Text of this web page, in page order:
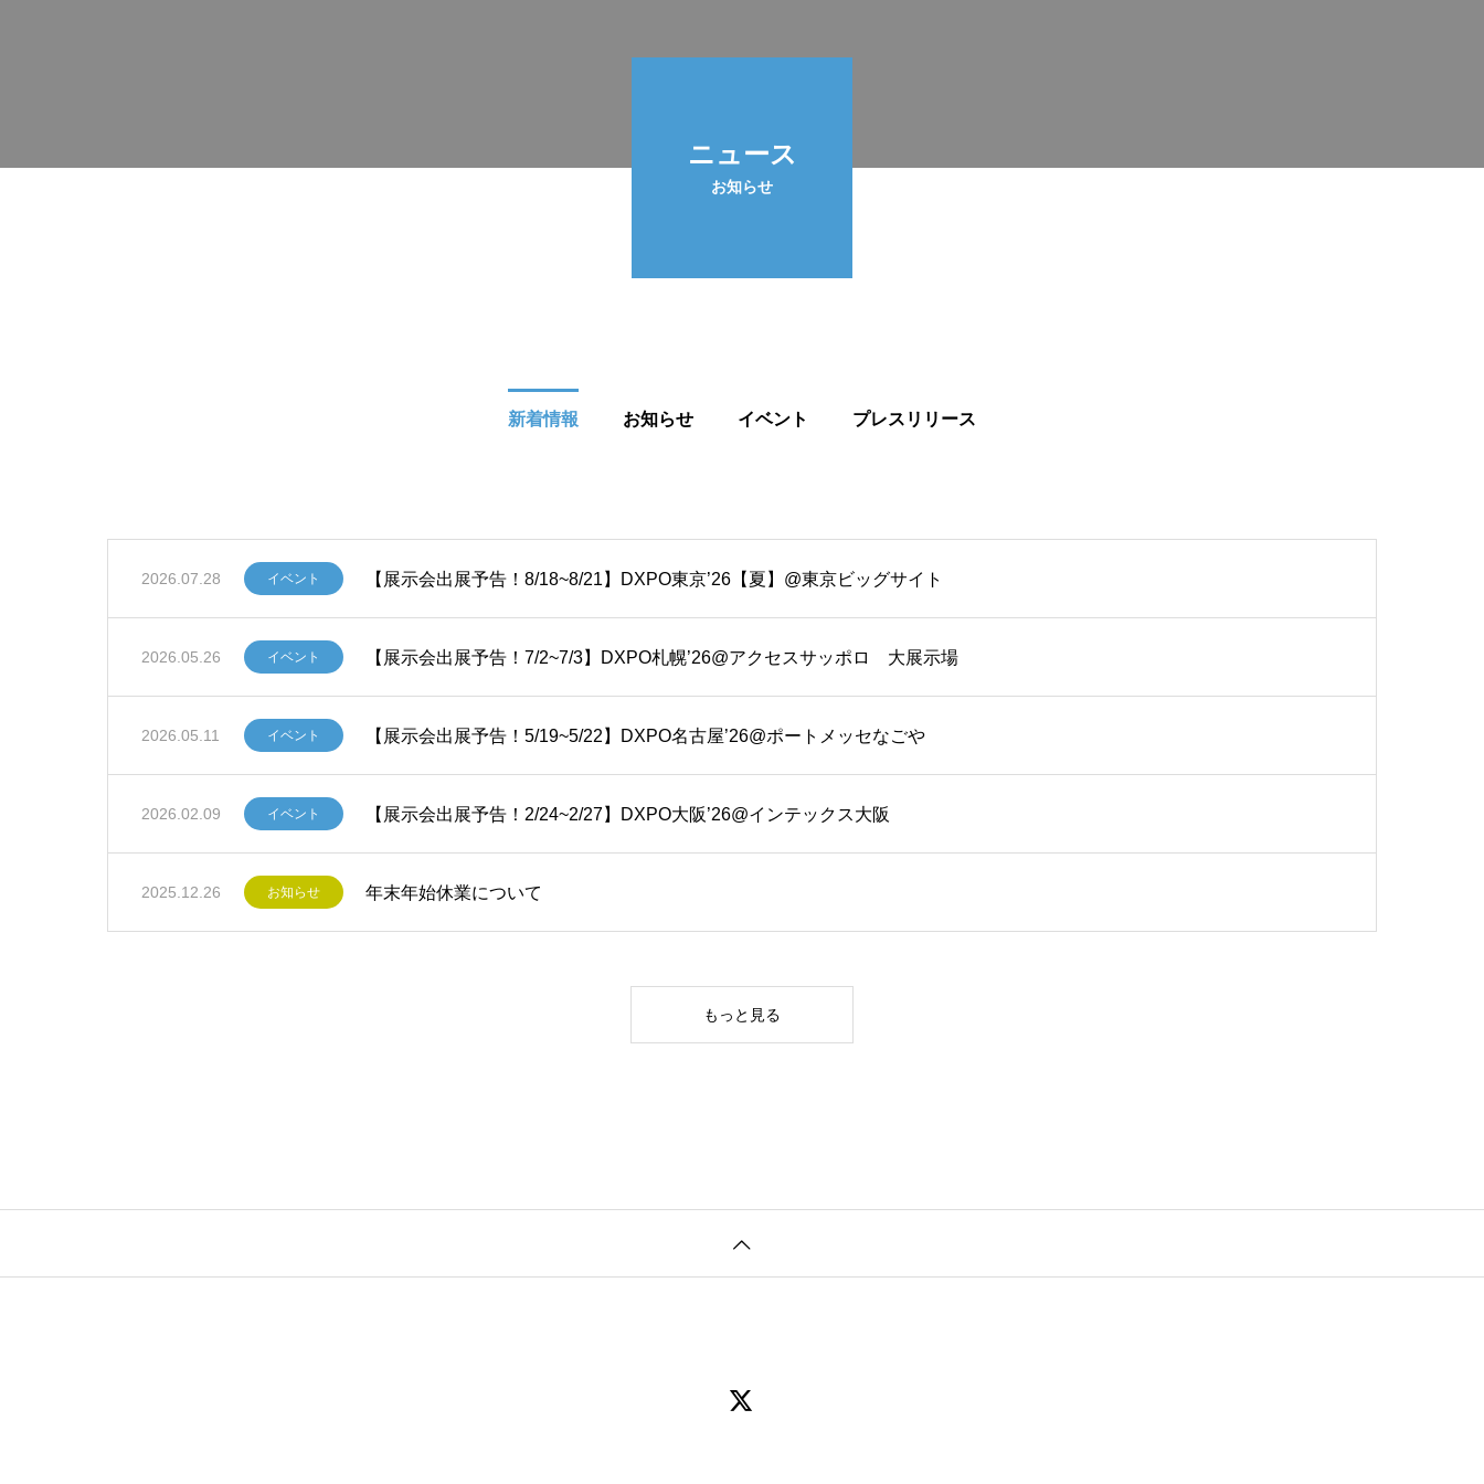
ニュース
お知らせ
新着情報 お知らせ イベント プレスリリース
2026.07.28 イベント 【展示会出展予告！8/18~8/21】DXPO東京’26【夏】@東京ビッグサイト
2026.05.26 イベント 【展示会出展予告！7/2~7/3】DXPO札幌’26@アクセスサッポロ 大展示場
2026.05.11 イベント 【展示会出展予告！5/19~5/22】DXPO名古屋’26@ポートメッセなごや
2026.02.09 イベント 【展示会出展予告！2/24~2/27】DXPO大阪’26@インテックス大阪
2025.12.26 お知らせ 年末年始休業について
もっと見る